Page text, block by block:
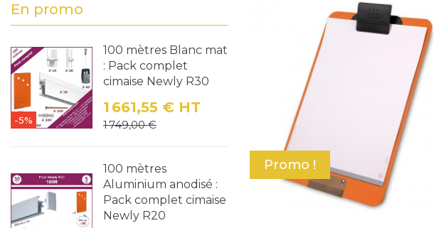
En promo
-5%
100 mètres Blanc mat
: Pack complet
cimaise Newly R30
Prix
1 661,55 € HT
Prix de base
1 749,00 €
100 mètres
Aluminium anodisé :
Pack complet cimaise
Newly R20
Promo !